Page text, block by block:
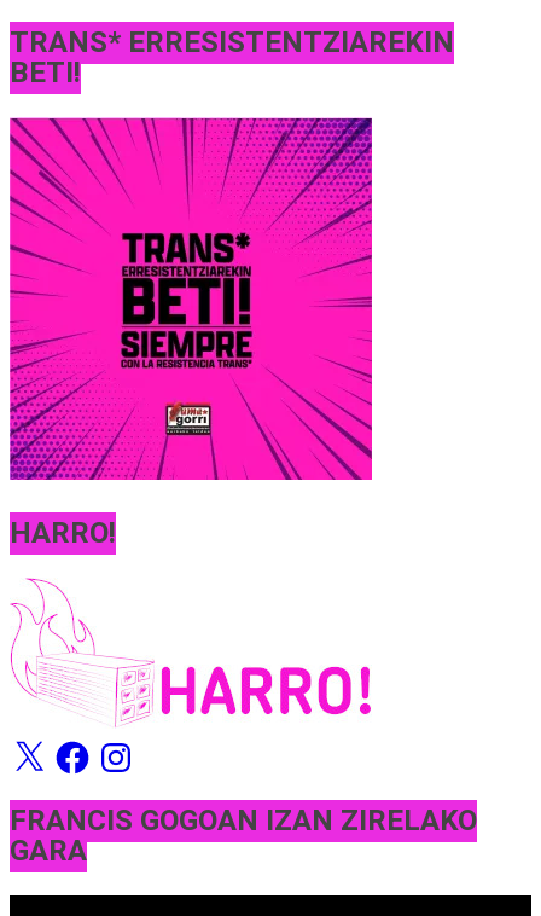
TRANS* ERRESISTENTZIAREKIN
BETI!
HARRO!
X FacebookInstagram
FRANCIS GOGOAN IZAN ZIRELAKO
GARA